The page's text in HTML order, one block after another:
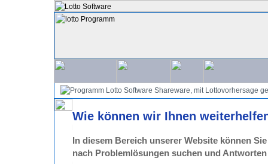
Wie können wir Ihnen
In diesem Bereich unserer Website können
nach Problemlösungen suchen und